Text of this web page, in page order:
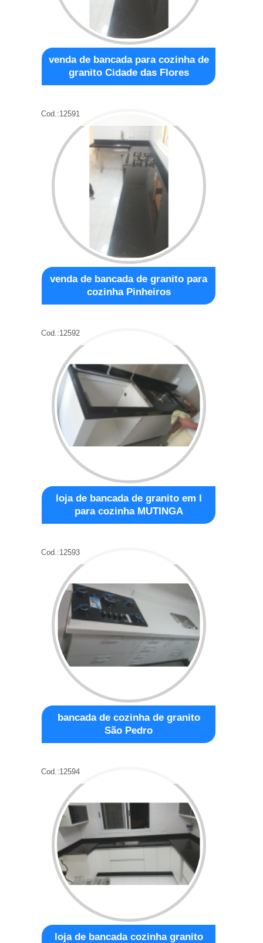
venda de bancada para cozinha de
granito Cidade das Flores
Cod.:12591
venda de bancada de granito para
cozinha Pinheiros
Cod.:12592
loja de bancada de granito em l
para cozinha MUTINGA
Cod.:12593
bancada de cozinha de granito
São Pedro
Cod.:12594
loja de bancada cozinha granito